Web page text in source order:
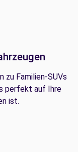
Familien-SUVs
perfekt auf Ihre
ist.